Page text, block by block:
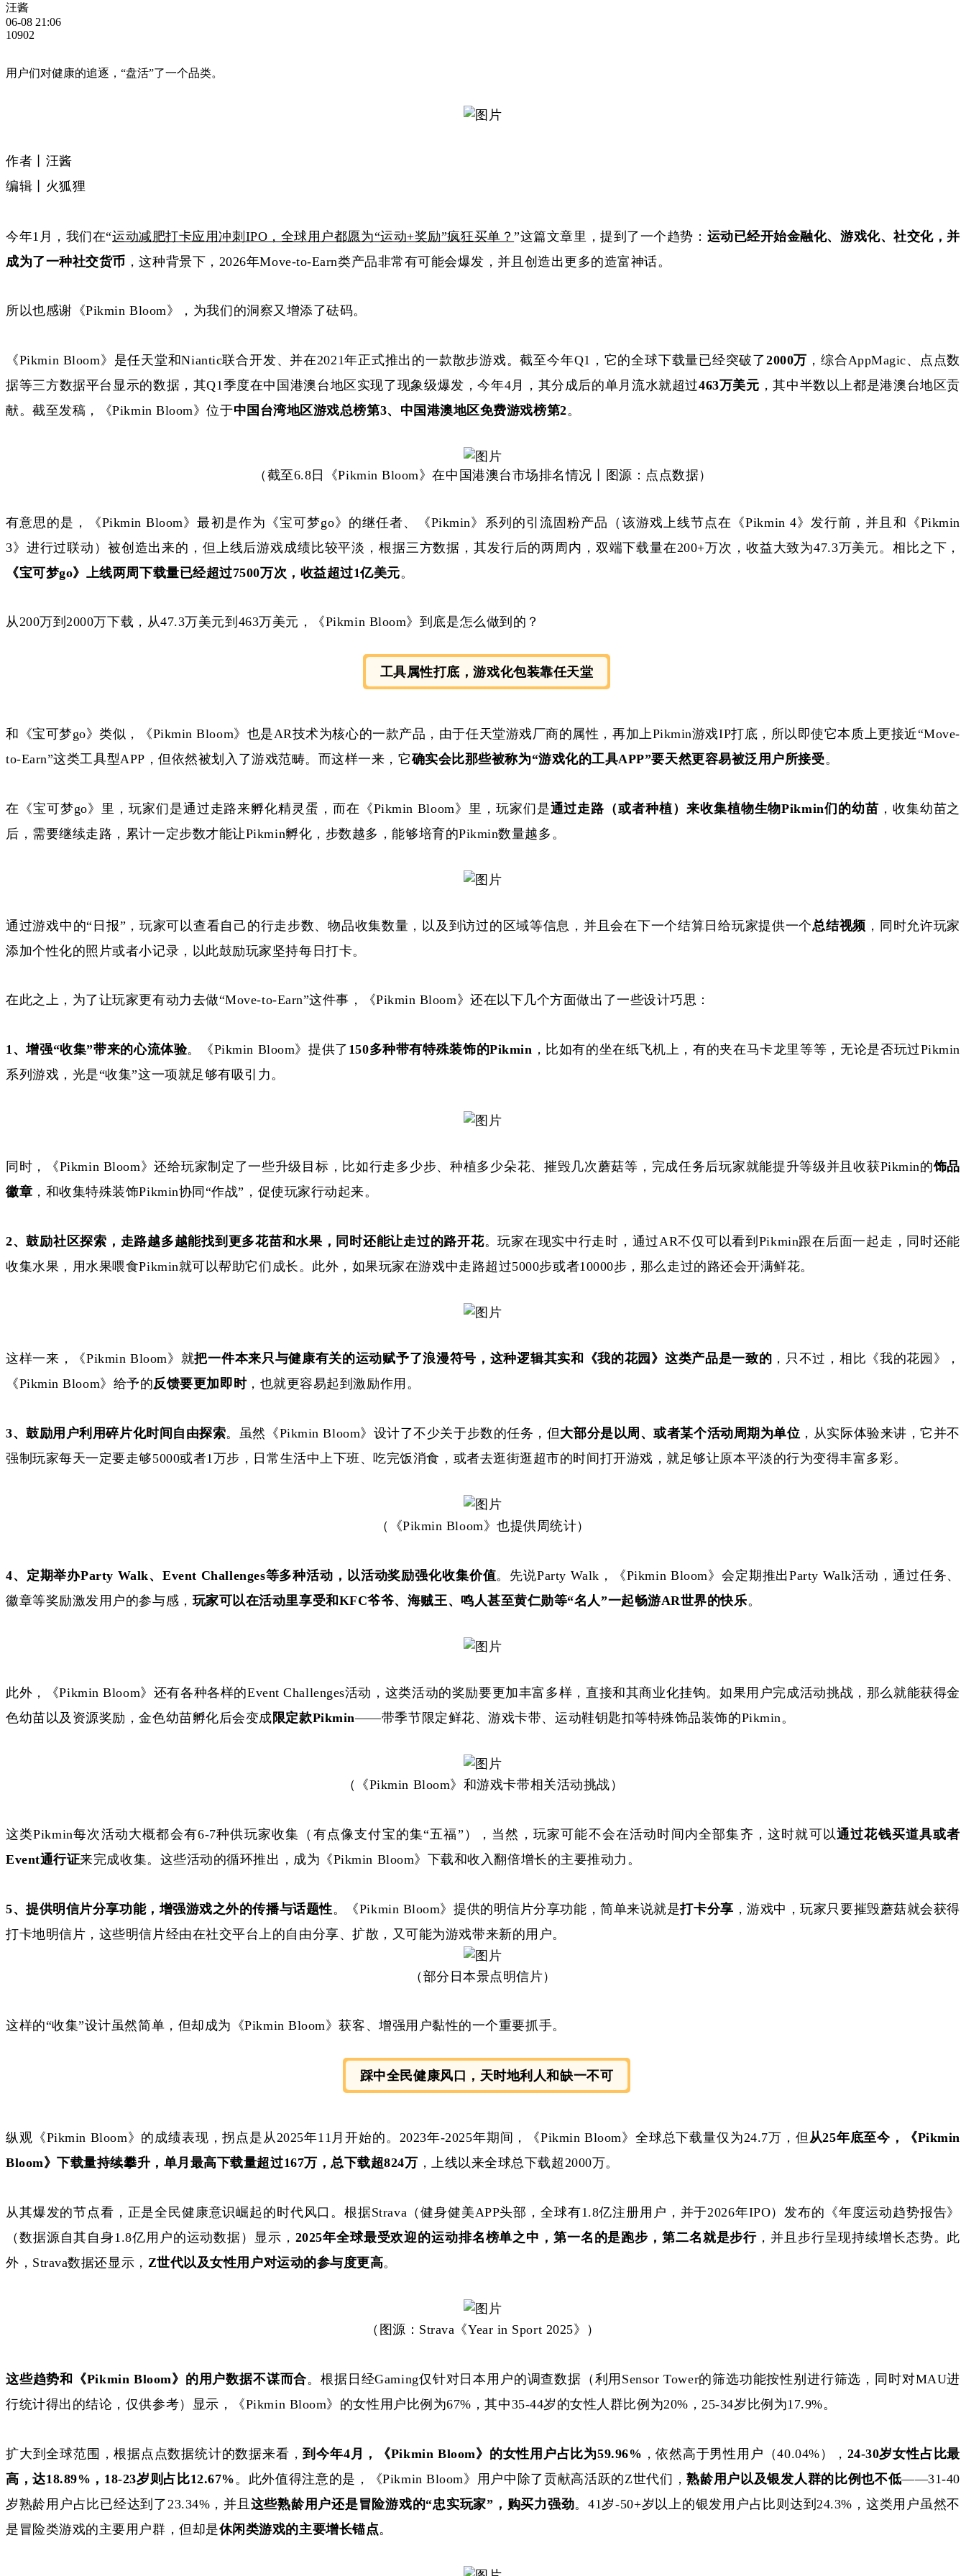
汪酱
06-08 21:06
10902
用户们对健康的追逐，“盘活”了一个品类。
作者丨汪酱
编辑丨火狐狸
今年1月，我们在“运动减肥打卡应用冲刺IPO，全球用户都愿为“运动+奖励”疯狂买单？”这篇文章里，提到了一个趋势： 运动已经开始金融化、游戏化、社交化，并
成为了一种社交货币 ，这种背景下， 2026年Move-to-Earn类产品非常有可能会爆发，并且创造出更多的造富神话。
所以也感谢《Pikmin Bloom》，为我们的洞察又增添了砝码。
《Pikmin Bloom》是任天堂和Niantic联合开发、并在2021年正式推出的一款散步游戏。截至今年Q1，它的全球下载量已经突破了2000万 ，综合AppMagic、点点数
据等三方数据平台显示的数据，其Q1季度在中国港澳台地区实现了现象级爆发，今年4月，其分成后的单月流水就超过463万美元 ，其中半数以上都是港澳台地区贡
献。截至发稿，《Pikmin Bloom》位于中国台湾地区游戏总榜第3、中国港澳地区免费游戏榜第2。
（截至6.8日《Pikmin Bloom》在中国港澳台市场排名情况丨图源：点点数据）
有意思的是，《Pikmin Bloom》最初是作为《宝可梦go》的继任者、《Pikmin》系列的引流固粉产品（该游戏上线节点在《Pikmin 4》发行前，并且和《Pikmin
3》进行过联动）被创造出来的，但上线后游戏成绩比较平淡，根据三方数据，其发行后的两周内，双端下载量在200+万次，收益大致为47.3万美元。相比之下，
《宝可梦go》上线两周下载量已经超过7500万次，收益超过1亿美元。
从200万到2000万下载，从47.3万美元到463万美元，《Pikmin Bloom》到底是怎么做到的？
工具属性打底，游戏化包装靠任天堂
和《宝可梦go》类似，《Pikmin Bloom》也是AR技术为核心的一款产品，由于任天堂游戏厂商的属性，再加上Pikmin游戏IP打底，所以即使它本质上更接近“Move-
to-Earn”这类工具型APP，但依然被划入了游戏范畴。而这样一来，它确实会比那些被称为“游戏化的工具APP”要天然更容易被泛用户所接受。
在《宝可梦go》里，玩家们是通过走路来孵化精灵蛋，而在《Pikmin Bloom》里，玩家们是通过走路（或者种植）来收集植物生物Pikmin们的幼苗 ，收集幼苗之
后，需要继续走路，累计一定步数才能让Pikmin孵化，步数越多，能够培育的Pikmin数量越多。
通过游戏中的“日报”，玩家可以查看自己的行走步数、物品收集数量，以及到访过的区域等信息，并且会在下一个结算日给玩家提供一个总结视频 ，同时允许玩家
添加个性化的照片或者小记录，以此鼓励玩家坚持每日打卡。
在此之上，为了让玩家更有动力去做“Move-to-Earn”这件事，《Pikmin Bloom》还在以下几个方面做出了一些设计巧思：
1、增强“收集”带来的心流体验。《Pikmin Bloom》提供了 150多种带有特殊装饰的Pikmin ，比如有的坐在纸飞机上，有的夹在马卡龙里等等，无论是否玩过Pikmin
系列游戏，光是“收集”这一项就足够有吸引力。
同时，《Pikmin Bloom》还给玩家制定了一些升级目标，比如行走多少步、种植多少朵花、摧毁几次蘑菇等，完成任务后玩家就能提升等级并且收获Pikmin的饰品
徽章 ，和收集特殊装饰Pikmin协同“作战”，促使玩家行动起来。
2、鼓励社区探索，走路越多越能找到更多花苗和水果，同时还能让走过的路开花。玩家在现实中行走时，通过AR不仅可以看到Pikmin跟在后面一起走，同时还能
收集水果，用水果喂食Pikmin就可以帮助它们成长。此外，如果玩家在游戏中走路超过5000步或者10000步，那么走过的路还会开满鲜花。
这样一来，《Pikmin Bloom》就把一件本来只与健康有关的运动赋予了浪漫符号，这种逻辑其实和《我的花园》这类产品是一致的 ，只不过，相比《我的花园》，
《Pikmin Bloom》给予的反馈要更加即时，也就更容易起到激励作用。
3、鼓励用户利用碎片化时间自由探索。虽然《Pikmin Bloom》设计了不少关于步数的任务，但大部分是以周、或者某个活动周期为单位 ，从实际体验来讲，它并不
强制玩家每天一定要走够5000或者1万步，日常生活中上下班、吃完饭消食，或者去逛街逛超市的时间打开游戏，就足够让原本平淡的行为变得丰富多彩。
（ 《Pikmin Bloom》也提供周统计）
4、 定期举办Party Walk、Event Challenges等多种活动，以活动奖励强化收集价值。先说Party Walk，《Pikmin Bloom》会定期推出Party Walk活动，通过任务、
徽章等奖励激发用户的参与感， 玩家可以在活动里享受和 KFC爷爷、海贼王、鸣人甚至黄仁勋等“名人”一起畅游AR世界的快乐。
此外，《Pikmin Bloom》还有各种各样的Event Challenges活动，这类活动的奖励要更加丰富多样，直接和其商业化挂钩。如果用户完成活动挑战，那么就能获得金
色幼苗以及资源奖励，金色幼苗孵化后会变成 限定款Pikmin——带季节限定鲜花、游戏卡带、运动鞋钥匙扣等特殊饰品装饰的Pikmin。
（《Pikmin Bloom》和游戏卡带相关活动挑战）
这类Pikmin每次活动大概都会有6-7种供玩家收集（有点像支付宝的集“五福”），当然，玩家可能不会在活动时间内全部集齐，这时就可以通过花钱买道具或者
Event通行证来完成收集。这些活动的循环推出，成为《Pikmin Bloom》下载和收入翻倍增长的主要推动力。
5、提供明信片分享功能，增强游戏之外的传播与话题性。《Pikmin Bloom》提供的明信片分享功能，简单来说就是打卡分享 ，游戏中，玩家只要摧毁蘑菇就会获得
打卡地明信片，这些明信片经由在社交平台上的自由分享、扩散，又可能为游戏带来新的用户。
（部分日本景点明信片）
这样的“收集”设计虽然简单，但却成为《Pikmin Bloom》获客、增强用户黏性的一个重要抓手。
踩中全民健康风口， 天时地利人和缺一不可
纵观《Pikmin Bloom》的成绩表现，拐点是从2025年11月开始的。2023年-2025年期间，《Pikmin Bloom》全球总下载量仅为24.7万，但 从25年底至今，《Pikmin
Bloom》下载量持续攀升，单月最高下载量超过167万，总下载超824万 ，上线以来全球总下载超2000万。
从其爆发的节点看，正是全民健康意识崛起的时代风口。根据Strava（健身健美APP头部，全球有1.8亿注册用户，并于2026年IPO）发布的《年度运动趋势报告》
（数据源自其自身1.8亿用户的运动数据）显示， 2025年全球最受欢迎的运动排名榜单之中，第一名的是跑步，第二名就是步行 ，并且步行呈现持续增长态势。此
外， Strava数据还显示， Z世代以及女性用户对运动的参与度更高。
（图源： Strava《Year in Sport 2025》）
这些趋势和《Pikmin Bloom》的用户数据不谋而合。根据日经Gaming仅针对日本用户的调查数据 （ 利用 Sensor Tower的筛选功能按性别进行筛选，同时对MAU进
行统计得出的结论，仅供参考） 显示，《Pikmin Bloom》的女性用户比例为67%，其中35-44岁的女性人群比例为20%，25-34岁比例为17.9%。
扩大到全球范围，根据点点数据统计的数据来看，到今年4月，《Pikmin Bloom》的女性用户占比为59.96% ，依然高于男性用户（40.04%）， 24-30岁女性占比最
高，达18.89%，18-23岁则占比12.67%。此外值得注意的是，《Pikmin Bloom》用户中除了贡献高活跃的Z世代们，熟龄用户以及银发人群的比例也不低——31-40
岁熟龄用户占比已经达到了23.34%，并且 这些熟龄用户还是冒险游戏的“忠实玩家”，购买力强劲。41岁-50+岁以上的银发用户占比则达到24.3%，这类用户虽然不
是冒险类游戏的主要用户群，但却是休闲类游戏的主要增长锚点。